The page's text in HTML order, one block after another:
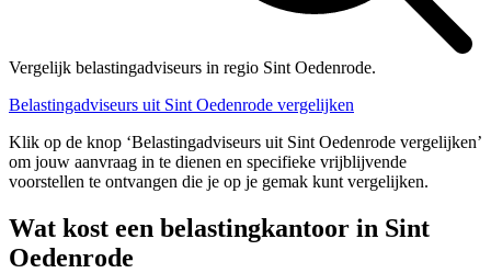
Vergelijk belastingadviseurs in regio Sint Oedenrode.
Belastingadviseurs uit Sint Oedenrode vergelijken
Klik op de knop ‘Belastingadviseurs uit Sint Oedenrode vergelijken’
om jouw aanvraag in te dienen en specifieke vrijblijvende
voorstellen te ontvangen die je op je gemak kunt vergelijken.
Wat kost een belastingkantoor in Sint
Oedenrode